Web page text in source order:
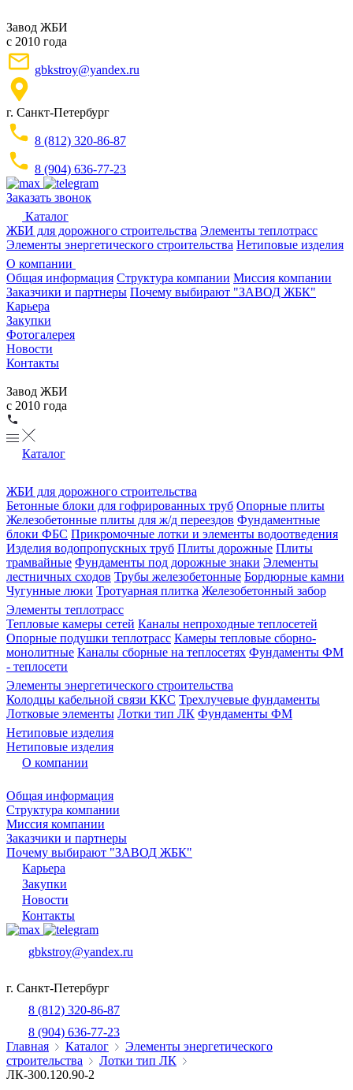
Завод ЖБИ
с 2010 года
gbkstroy@yandex.ru
г. Санкт-Петербург
8 (812) 320-86-87
8 (904) 636-77-23
Заказать звонок
Каталог
ЖБИ для дорожного строительства Элементы теплотрасс
Элементы энергетического строительства Нетиповые изделия
О компании
Общая информация Структура компании Миссия компании
Заказчики и партнеры Почему выбирают "ЗАВОД ЖБК"
Карьера
Закупки
Фотогалерея
Новости
Контакты
Завод ЖБИ
с 2010 года
Каталог
ЖБИ для дорожного строительства
Бетонные блоки для гофрированных труб Опорные плиты
Железобетонные плиты для ж/д переездов Фундаментные
блоки ФБС Прикромочные лотки и элементы водоотведения
Изделия водопропускных труб Плиты дорожные Плиты
трамвайные Фундаменты под дорожные знаки Элементы
лестничных сходов Трубы железобетонные Бордюрные камни
Чугунные люки Тротуарная плитка Железобетонный забор
Элементы теплотрасс
Тепловые камеры сетей Каналы непроходные теплосетей
Опорные подушки теплотрасс Камеры тепловые сборно-
монолитные Каналы сборные на теплосетях Фундаменты ФМ
- теплосети
Элементы энергетического строительства
Колодцы кабельной связи ККС Трехлучевые фундаменты
Лотковые элементы Лотки тип ЛК Фундаменты ФМ
Нетиповые изделия
Нетиповые изделия
О компании
Общая информация
Структура компании
Миссия компании
Заказчики и партнеры
Почему выбирают "ЗАВОД ЖБК"
Карьера
Закупки
Новости
Контакты
gbkstroy@yandex.ru
г. Санкт-Петербург
8 (812) 320-86-87
8 (904) 636-77-23
Главная
Каталог
Элементы энергетического
строительства
Лотки тип ЛК
ЛК-300.120.90-2